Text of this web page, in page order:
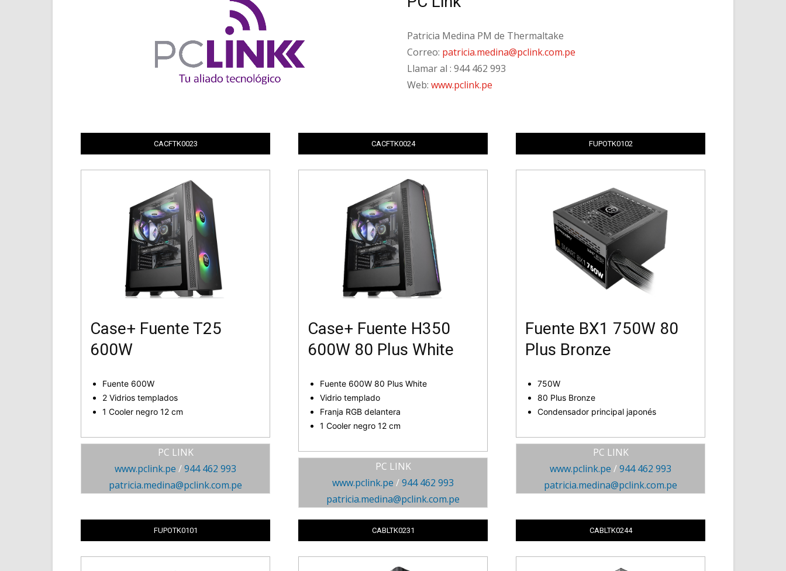
Patricia Medina PM de Thermaltake
Correo: patricia.medina@pclink.com.pe
Llamar al : 944 462 993
Web: www.pclink.pe
CACFTK0023
Case+ Fuente T25
600W
Fuente 600W
2 Vidrios templados
1 Cooler negro 12 cm
PC LINK
www.pclink.pe /944 462 993
patricia.medina@pclink.com.pe
CACFTK0024
Case+ Fuente H350
600W 80 Plus White
Fuente 600W 80 Plus White
Vidrio templado
Franja RGB delantera
1 Cooler negro 12 cm
PC LINK
www.pclink.pe /944 462 993
patricia.medina@pclink.com.pe
FUPOTK0102
Fuente BX1 750W 80
Plus Bronze
750W
80 Plus Bronze
Condensador principal japonés
PC LINK
www.pclink.pe /944 462 993
patricia.medina@pclink.com.pe
FUPOTK0101 CABLTK0231 CABLTK0244